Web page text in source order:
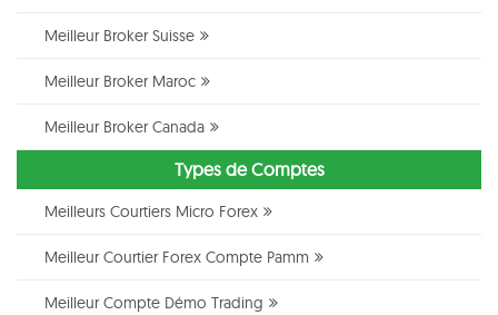
Meilleur Broker Suisse
Meilleur Broker Maroc
Meilleur Broker Canada
Types de Comptes
Meilleurs Courtiers Micro Forex
Meilleur Courtier Forex Compte Pamm
Meilleur Compte Démo Trading